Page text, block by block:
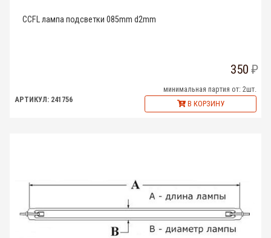
CCFL лампа подсветки 085mm d2mm
350
минимальная партия от: 2шт.
АРТИКУЛ: 241756
В КОРЗИНУ